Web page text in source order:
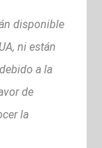
disponible
ni están
a la
de
la